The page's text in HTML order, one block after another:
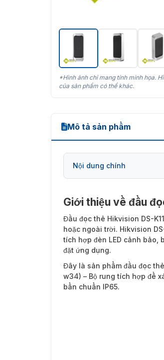
*Hình ảnh chỉ mang tính minh họa.
của sản phẩm có thể khác.
Mô tả sản phẩm
Nội dung chính
Giới thiệu về đầu
Đầu đọc thẻ Hikvision DS-
hoặc ngoài trời. Hikvision
tích hợp đèn LED cảnh bảo,
đặt ứng dụng.
Đây là sản phẩm đầu đọc
w34) – Bộ rung tích hợp để
bẩn chuẩn IP65.